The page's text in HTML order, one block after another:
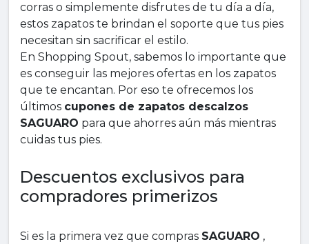
corras o simplemente disfrutes de tu día a día,
estos zapatos te brindan el soporte que tus pies
necesitan sin sacrificar el estilo.
En Shopping Spout, sabemos lo importante que
es conseguir las mejores ofertas en los zapatos
que te encantan. Por eso te ofrecemos los
últimos cupones de zapatos descalzos
SAGUARO para que ahorres aún más mientras
cuidas tus pies.
Descuentos exclusivos para
compradores primerizos
Si es la primera vez que compras SAGUARO ,